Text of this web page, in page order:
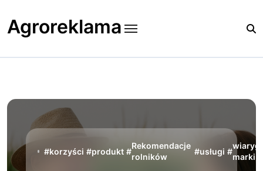
content
Agroreklama
#korzyści #produkt #
Rekomendacje
rolników
#usługi #
marki